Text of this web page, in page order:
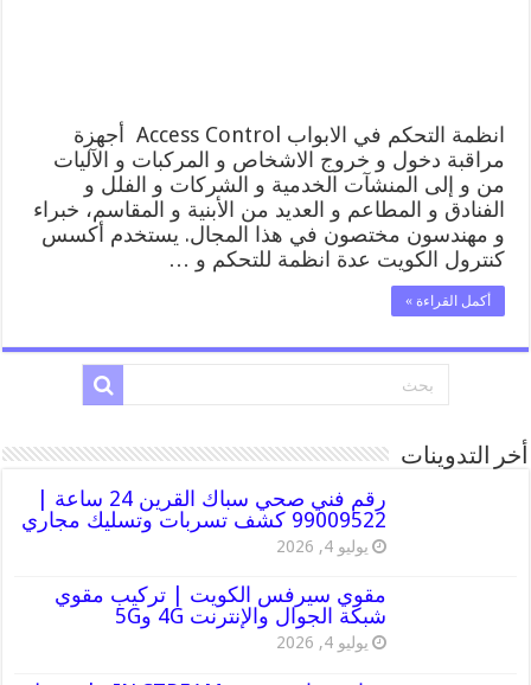
انظمة التحكم في الابواب Access Control أجهزة
مراقبة دخول و خروج الاشخاص و المركبات و الآليات
من و إلى المنشآت الخدمية و الشركات و الفلل و
الفنادق و المطاعم و العديد من الأبنية و المقاسم، خبراء
و مهندسون مختصون في هذا المجال. يستخدم أكسس
كنترول الكويت عدة انظمة للتحكم و …
أكمل القراءة »
أخر التدوينات
رقم فني صحي سباك القرين 24 ساعة |
99009522 كشف تسربات وتسليك مجاري
يوليو 4, 2026
مقوي سيرفس الكويت | تركيب مقوي
شبكة الجوال والإنترنت 4G و5G
يوليو 4, 2026